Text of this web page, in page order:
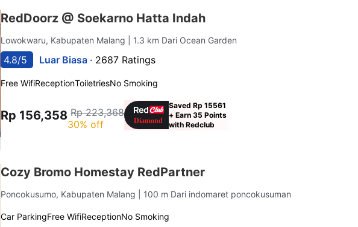
RedDoorz @ Soekarno Hatta Indah
Lowokwaru, Kabupaten Malang | 1.3 km Dari Ocean Garden
4.8/5 Luar Biasa · 2687 Ratings
Free WifiReceptionToiletriesNo Smoking
Rp 156,358 Rp 223,368
30% off
Saved Rp 15561
+ Earn 35 Points
with Redclub
Cozy Bromo Homestay RedPartner
Poncokusumo, Kabupaten Malang | 100 m Dari indomaret poncokusuman
Car ParkingFree WifiReceptionNo Smoking